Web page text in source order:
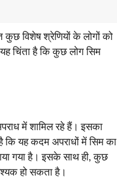
विशेष श्रेणियों के लोगों को
चिंता है कि कुछ लोग सिम
में शामिल रहे हैं। इसका
कि यह कदम अपराधों में सिम का
गया है। इसके साथ ही, कुछ
हो सकता है।